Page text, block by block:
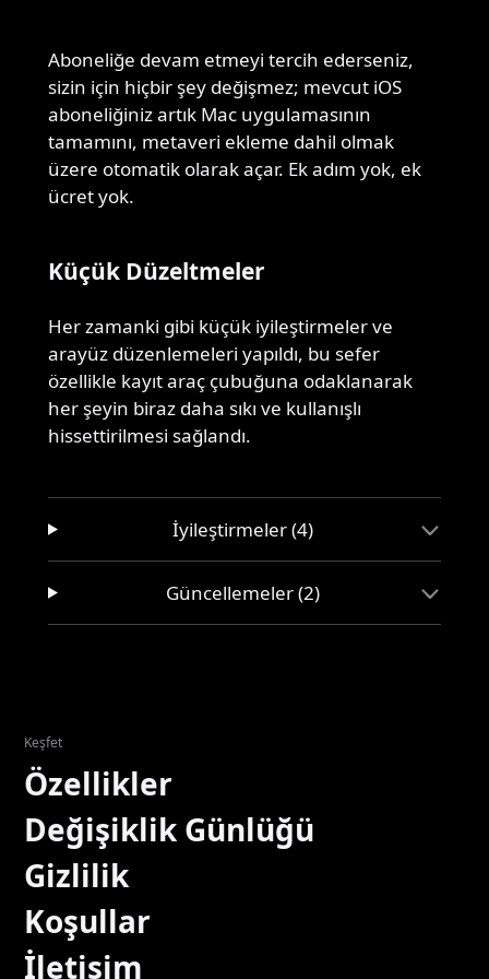
Aboneliğe devam etmeyi tercih ederseniz,
sizin için hiçbir şey değişmez; mevcut iOS
aboneliğiniz artık Mac uygulamasının
tamamını, metaveri ekleme dahil olmak
üzere otomatik olarak açar. Ek adım yok, ek
ücret yok.
Küçük Düzeltmeler
Her zamanki gibi küçük iyileştirmeler ve
arayüz düzenlemeleri yapıldı, bu sefer
özellikle kayıt araç çubuğuna odaklanarak
her şeyin biraz daha sıkı ve kullanışlı
hissettirilmesi sağlandı.
İyileştirmeler (4)
Güncellemeler (2)
Keşfet
Özellikler
Değişiklik Günlüğü
Gizlilik
Koşullar
İletişim